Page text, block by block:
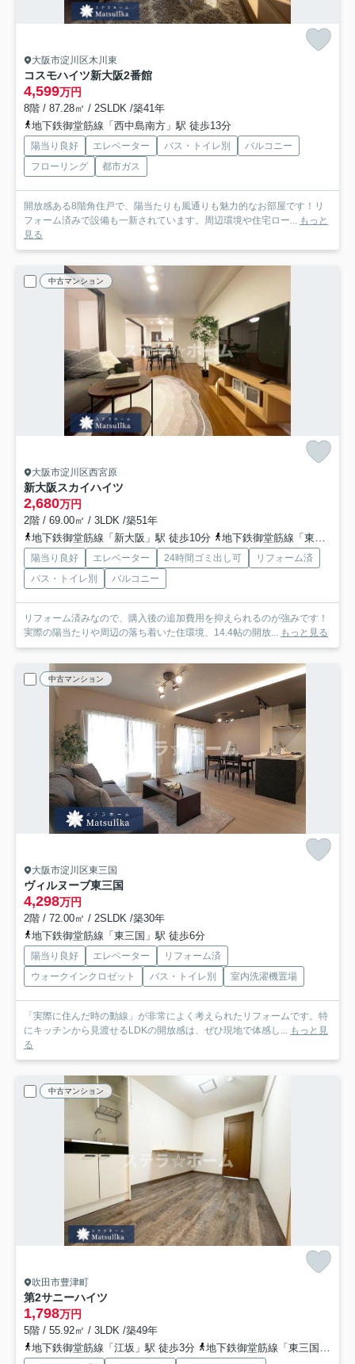
大阪市淀川区木川東
コスモハイツ新大阪2番館
4,599万円
8階 / 87.28㎡ / 2SLDK /築41年
地下鉄御堂筋線「西中島南方」駅 徒歩13分
陽当り良好 エレベーター バス・トイレ別
バルコニー
フローリング
都市ガス
開放感ある8階角住戸で、陽当たりも風通りも魅力的なお部屋です！リ
フォーム済みで設備も一新されています。周辺環境や住宅ロー... もっと
見る
中古マンション
大阪市淀川区西宮原
新大阪スカイハイツ
2,680万円
2階 / 69.00㎡ / 3LDK /築51年
地下鉄御堂筋線「新大阪」駅 徒歩10分
地下鉄御堂筋線「東三国」駅 徒歩17分
陽当り良好 エレベーター 24時間ゴミ出し可
リフォーム済
バス・トイレ別
バルコニー
リフォーム済みなので、購入後の追加費用を抑えられるのが強みです！
実際の陽当たりや周辺の落ち着いた住環境、14.4帖の開放... もっと見る
中古マンション
大阪市淀川区東三国
ヴィルヌーブ東三国
4,298万円
2階 / 72.00㎡ / 2SLDK /築30年
地下鉄御堂筋線「東三国」駅 徒歩6分
陽当り良好 エレベーター
リフォーム済
ウォークインクロゼット
バス・トイレ別 室内洗濯機置場
「実際に住んだ時の動線」が非常によく考えられたリフォームです。特
にキッチンから見渡せるLDKの開放感は、ぜひ現地で体感し... もっと見
る
中古マンション
吹田市豊津町
第2サニーハイツ
1,798万円
5階 / 55.92㎡ / 3LDK /築49年
地下鉄御堂筋線「江坂」駅 徒歩3分
地下鉄御堂筋線「東三国」駅 徒歩26分